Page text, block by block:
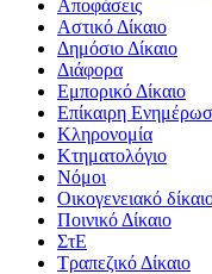
Αποφάσεις
Αστικό Δίκαιο
Δημόσιο Δίκαιο
Διάφορα
Εμπορικό Δίκαιο
Επίκαιρη
Kληρονομία
Κτηματολόγιο
Νόμοι
Οικογενειακό
Ποινικό Δίκαιο
ΣτΕ
Τραπεζικό Δίκαιο